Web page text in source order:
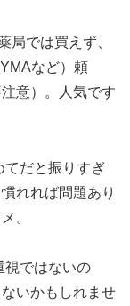
局では買えず、
など）頼
意）。人気です
てだと振りすぎ
れれば問題あり
。
視ではないの
いかもしれませ